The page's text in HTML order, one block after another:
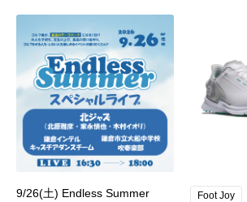
9/26(土) Endless Summer
Foot Joy